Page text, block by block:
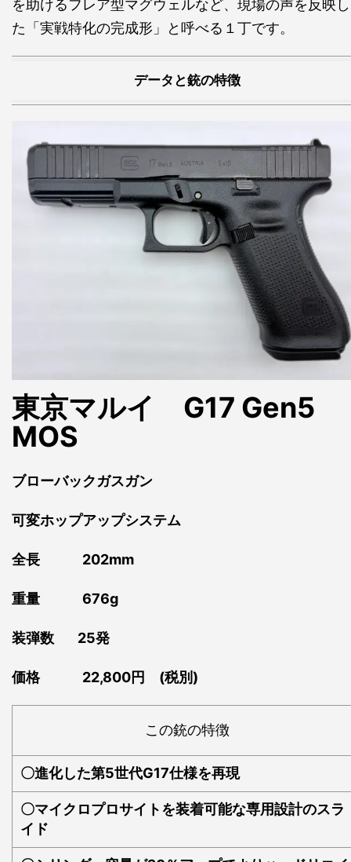
を助けるフレア型マグウェルなど、現場の声を反映し
た「実戦特化の完成形」と呼べる１丁です。
データと銃の特徴
東京マルイ G17 Gen5
MOS
ブローバックガスガン
可変ホップアップシステム
全長 202mm
重量 676g
装弾数 25発
価格 22,800円 (税別)
この銃の特徴
〇進化した第5世代G17仕様を再現
〇マイクロプロサイトを装着可能な専用設計のスラ
イド